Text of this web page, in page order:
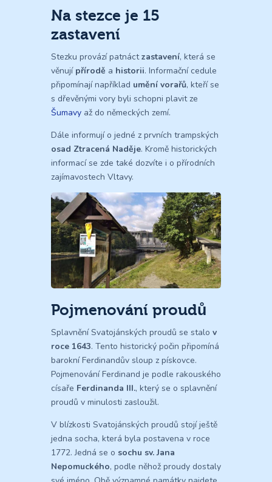
Na stezce je 15
zastavení
Stezku provází patnáctzastavení, která se
věnují přírodě a historii. Informační cedule
připomínají například umění vorařů, kteří se
s dřevěnými vory byli schopni plavit ze
Šumavy až do německých zemí.
Dále informují o jedné z prvních trampských
osad Ztracená Naděje. Kromě historických
informací se zde také dozvíte i o přírodních
zajímavostech Vltavy.
Pojmenování proudů
Splavnění Svatojánských proudů se stalo v
roce 1643. Tento historický počin připomíná
barokní Ferdinandův sloup z pískovce.
Pojmenování Ferdinand je podle rakouského
císaře Ferdinanda III., který se o splavnění
proudů v minulosti zasloužil.
V blízkosti Svatojánských proudů stojí ještě
jedna socha, která byla postavena v roce
1772. Jedná se o sochu sv. Jana
Nepomuckého, podle něhož proudy dostaly